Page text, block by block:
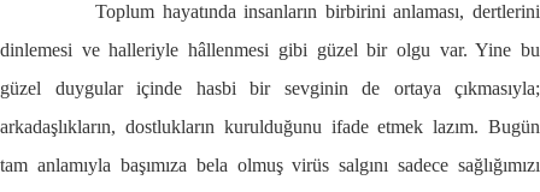
Toplum hayatında insanların birbirini anlaması, dertlerini
dinlemesi ve halleriyle hâllenmesi gibi güzel bir olgu var. Yine bu
güzel duygular içinde hasbi bir sevginin de ortaya çıkmasıyla;
arkadaşlıkların, dostlukların kurulduğunu ifade etmek lazım. Bugün
tam anlamıyla başımıza bela olmuş virüs salgını sadece sağlığımızı